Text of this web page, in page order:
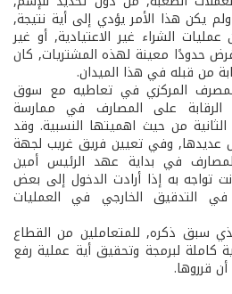
يكن هذا الأمر يؤدي إلى أية نتيجة,
الشراء غير الاعتيادية, أو غير
حدودًا معينة لهذه المشتريات, كان
من قبله في هذا الميدان.
المصرف المركزي في تعاطيه مع سوق
على المصارف في ممارسة
من حيث اهميتها النسبية. وقد
وفي تعيين فريق غريب لجهة
في بداية عهد الرئيس أمين
تواجه به إذا أرادت الدخول إلى بعض
التدقيق الخارجي في العمليات
سبق ذكره, للمتعاملين من القطاع
لبرمجة وتحقيق أية عملية رفع
قرروها.